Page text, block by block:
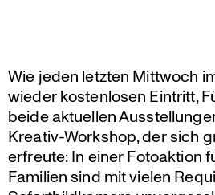
Wie jeden letzten Mittwoch
wieder kosten­losen Eintritt,
beide aktuellen
Kreativ-Workshop, der sich
erfreute: In einer Fotoak­tion
Familien sind mit vielen